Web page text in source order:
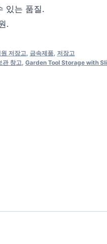
있는 품질.
.
저장고, 금속제품, 저장고
관 창고, Garden Tool Storage with